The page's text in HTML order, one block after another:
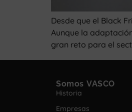
Desde que el Black
Aunque la
gran reto para el
Somos VASCO
Historia
Empresas